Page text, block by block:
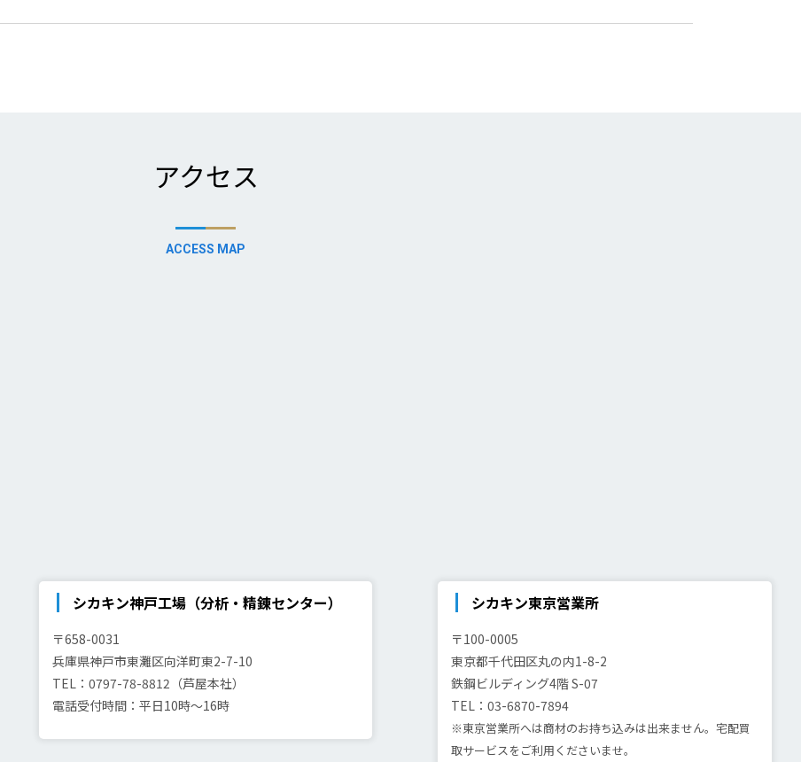
アクセス
ACCESS MAP
シカキン神戸工場（分析・精錬センター）
〒658-0031
兵庫県神戸市東灘区向洋町東2-7-10
TEL：0797-78-8812（芦屋本社）
電話受付時間：平日10時～16時
シカキン東京営業所
〒100-0005
東京都千代田区丸の内1-8-2
鉄鋼ビルディング4階 S-07
TEL：03-6870-7894
※東京営業所へは商材のお持ち込みは出来ません。宅配買
取サービスをご利用くださいませ。